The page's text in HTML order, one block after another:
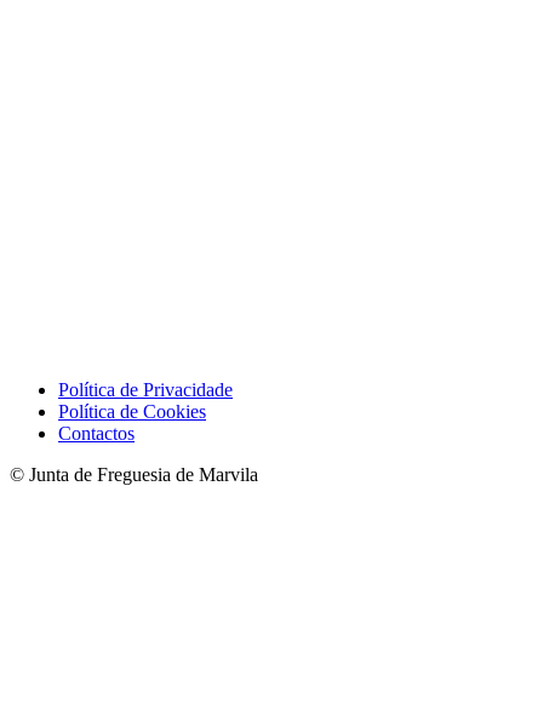
Política de Privacidade
Política de Cookies
Contactos
© Junta de Freguesia de Marvila